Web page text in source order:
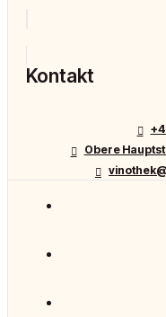
Kontakt
Obere